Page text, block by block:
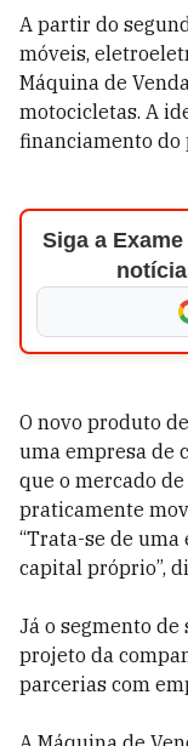
A partir do
móveis,
Máquina de
motocicletas. A
financiamento do
Siga a
O novo produto
uma empresa de
que o mercado
praticamente
“Trata-se de
capital próprio”,
Já o segmento de
projeto da
parcerias com